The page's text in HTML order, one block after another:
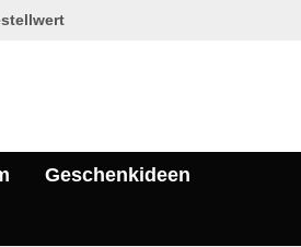
Geschenkideen